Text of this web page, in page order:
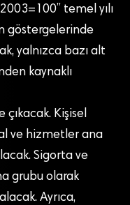
temel yılı
göstergelerinde
yalnızca bazı alt
kaynaklı
çıkacak. Kişisel
ve hizmetler ana
Sigorta ve
grubu olarak
Ayrıca,